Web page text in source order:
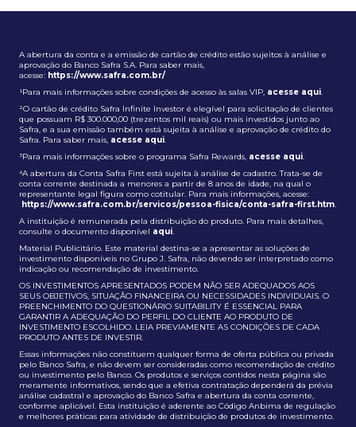
A abertura da conta e a emissão de cartão de crédito estão sujeitos à análise e
aprovação do Banco Safra S.A. Para saber mais,
acesse: https://www.safra.com.br/
¹Para mais informações sobre condições de acesso às salas VIP, acesse aqui.
²O cartão de crédito Safra Infinite Investor é elegível para solicitação de clientes
que possuam R$ 300.000,00 (trezentos mil reais) ou mais investidos junto ao
Safra, e a sua emissão também está sujeita à análise e aprovação de crédito do
Safra. Para saber mais, acesse aqui.
³Para mais informações sobre o programa Safra Rewards, acesse aqui.
⁴A abertura da Conta Safra First está sujeita à análise de cadastro. Trata-se de
conta corrente destinada a menores a partir de 8 anos de idade, na qual o
representante legal figura como cotitular. Para mais informações, acesse:
https://www.safra.com.br/servicos/pessoa-fisica/conta-safra-first.htm.
A instituição é remunerada pela distribuição do produto. Para mais detalhes,
consulte o documento disponível aqui.
Material Publicitário. Este material destina-se a apresentar as soluções de
investimento disponíveis no Grupo J. Safra, não devendo ser interpretado como
indicação ou recomendação de investimento.
OS INVESTIMENTOS APRESENTADOS PODEM NÃO SER ADEQUADOS AOS
SEUS OBJETIVOS, SITUAÇÃO FINANCEIRA OU NECESSIDADES INDIVIDUAIS. O
PREENCHIMENTO DO QUESTIONÁRIO SUITABILITY É ESSENCIAL PARA
GARANTIR A ADEQUAÇÃO DO PERFIL DO CLIENTE AO PRODUTO DE
INVESTIMENTO ESCOLHIDO. LEIA PREVIAMENTE AS CONDIÇÕES DE CADA
PRODUTO ANTES DE INVESTIR.
Essas informações não constituem qualquer forma de oferta pública ou privada
pelo Banco Safra, e não devem ser consideradas como recomendação de crédito
ou investimento pelo Banco. Os produtos e serviços contidos nesta página são
meramente informativos, sendo que a efetiva contratação dependerá da prévia
análise cadastral e aprovação do Banco Safra e abertura da conta corrente,
conforme aplicável. Esta instituição é aderente ao Código Anbima de regulação
e melhores práticas para atividade de distribuição de produtos de investimento.